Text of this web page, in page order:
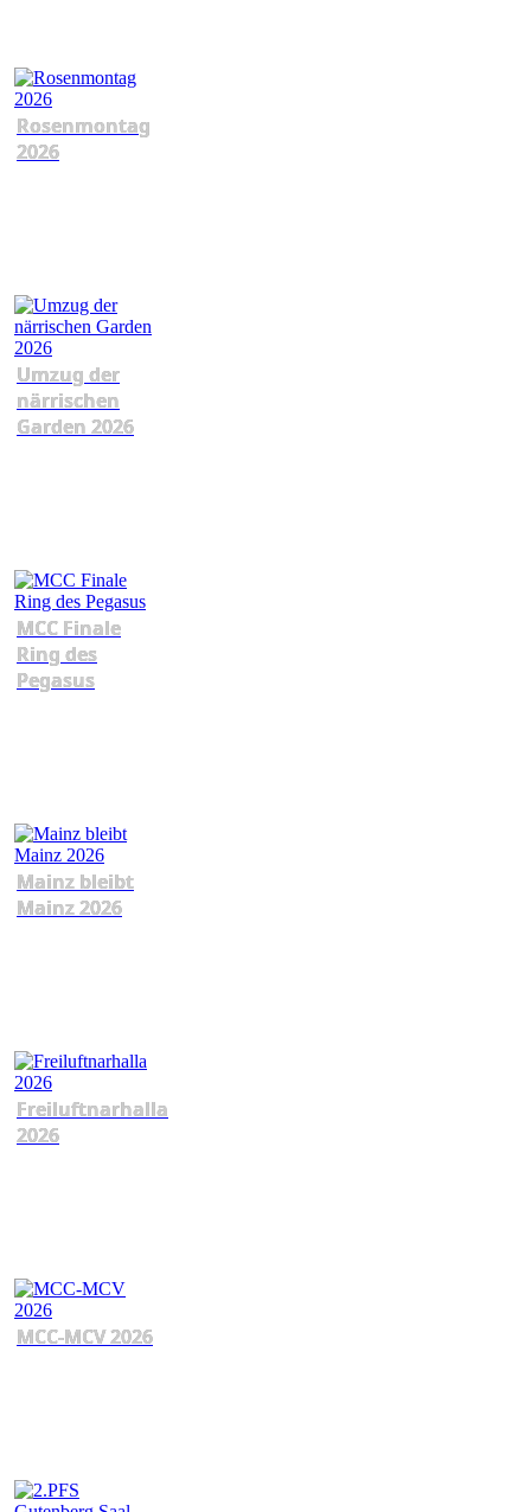
Rosenmontag
2026
Umzug der
närrischen
Garden 2026
MCC Finale
Ring des
Pegasus
Mainz bleibt
Mainz 2026
Freiluftnarhalla
2026
MCC-MCV 2026